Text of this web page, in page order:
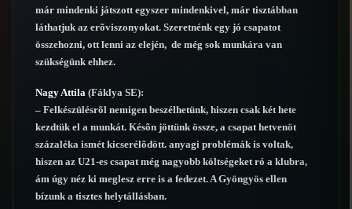
már mindenki játszott egyszer mindenkivel, már tisztábban
láthatjuk az erõviszonyokat. Szeretnénk egy jó csapatot
összehozni, ott lenni az elején, de még sok munkára van
szükségünk ehhez.
Nagy Attila (Fáklya SE):
– Felkészülésrõl nemigen beszélhetünk, hiszen csak két hete
kezdtük el a munkát. Késõn jöttünk össze, a csapat hetvenöt
százaléka ismét kicserélõdött. anyagi problémák is voltak,
hiszen az U21-es csapat még nagyobb költségeket ró a klubra,
ám úgy néz ki meglesz erre is a fedezet. A Gyöngyös ellen
bízunk a tisztes helytállásban.